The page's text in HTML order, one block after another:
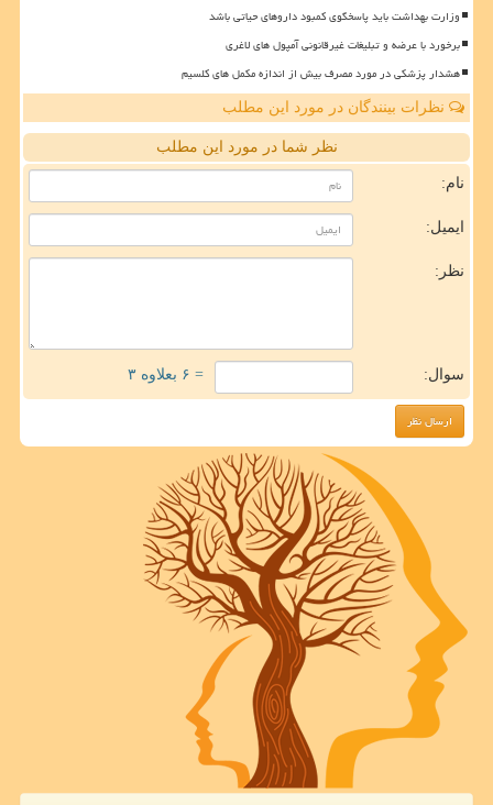
وزارت بهداشت باید پاسخگوی کمبود داروهای حیاتی باشد
برخورد با عرضه و تبلیغات غیرقانونی آمپول های لاغری
هشدار پزشکی در مورد مصرف بیش از اندازه مکمل های کلسیم
نظرات بینندگان در مورد این مطلب
نظر شما در مورد این مطلب
نام:
ایمیل:
نظر:
سوال: = ۶ بعلاوه ۳